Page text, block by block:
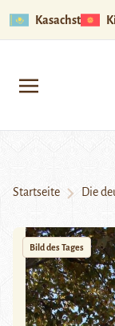
Kasachstan
Startseite Die
Bild des Tages